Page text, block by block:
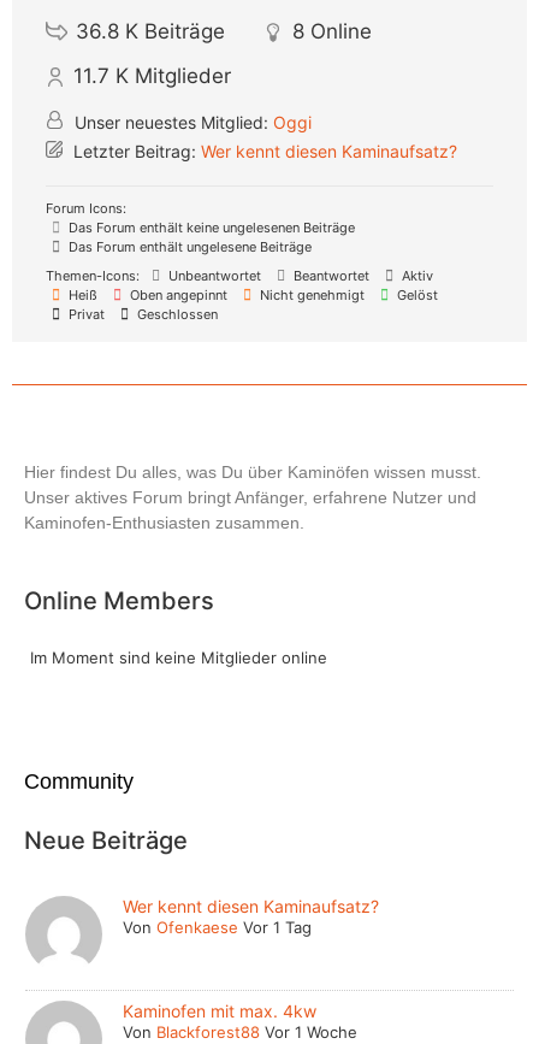
36.8 K Beiträge 8 Online
11.7 K Mitglieder
Unser neuestes Mitglied: Oggi
Letzter Beitrag: Wer kennt diesen Kaminaufsatz?
Forum Icons:
Das Forum enthält keine ungelesenen Beiträge
Das Forum enthält ungelesene Beiträge
Themen-Icons:
Unbeantwortet Beantwortet
Aktiv
Heiß
Oben angepinnt Nicht genehmigt
Gelöst
Privat
Geschlossen
Hier findest Du alles, was Du über Kaminöfen wissen musst.
Unser aktives Forum bringt Anfänger, erfahrene Nutzer und
Kaminofen-Enthusiasten zusammen.
Online Members
Im Moment sind keine Mitglieder online
Community
Neue Beiträge
Wer kennt diesen Kaminaufsatz?
VonOfenkaese Vor 1 Tag
Kaminofen mit max. 4kw
Von Blackforest88 Vor 1 Woche